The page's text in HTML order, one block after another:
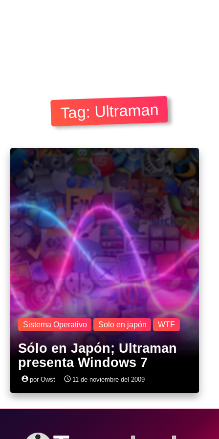
Tag: Ultraman
Sistema Operativo Solo en japón WTF
Sólo en Japón; Ultraman
presenta Windows 7
account_circle por Owst access_time 11 de noviembre del 2009